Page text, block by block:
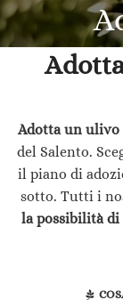
Adotta un ulivo
del Salento.
il piano di
sotto. Tutti i
la possibilità di